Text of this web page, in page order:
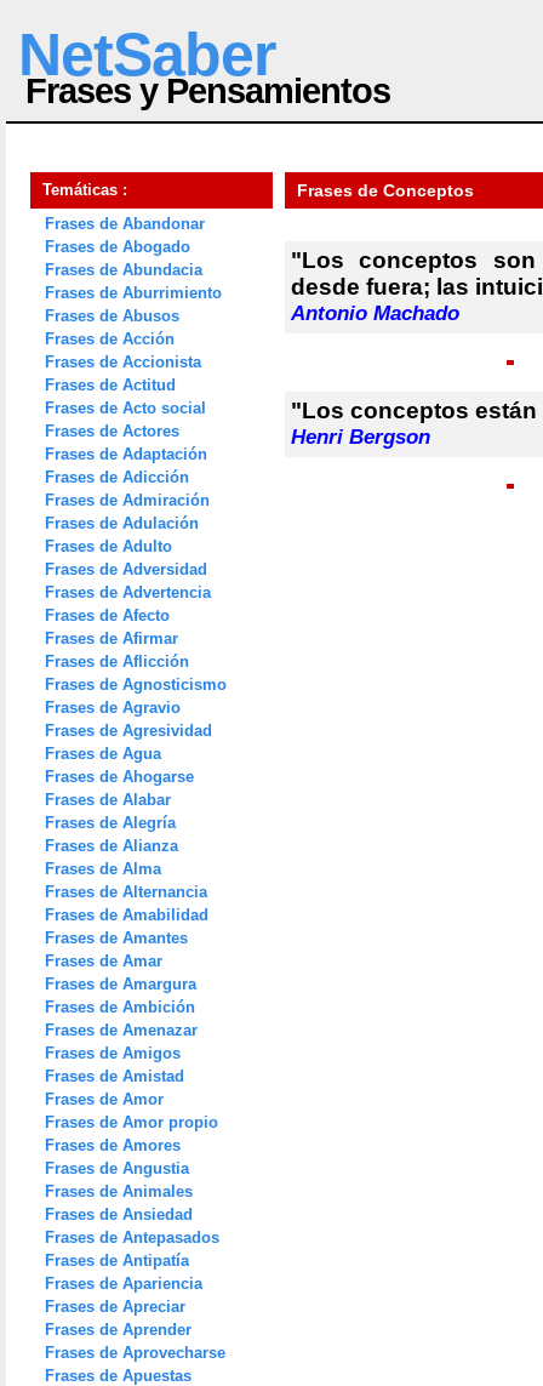
NetSaber
Frases y Pensamientos
Temáticas :
Frases de Abandonar
Frases de Abogado
Frases de Abundacia
Frases de Aburrimiento
Frases de Abusos
Frases de Acción
Frases de Accionista
Frases de Actitud
Frases de Acto social
Frases de Actores
Frases de Adaptación
Frases de Adicción
Frases de Admiración
Frases de Adulación
Frases de Adulto
Frases de Adversidad
Frases de Advertencia
Frases de Afecto
Frases de Afirmar
Frases de Aflicción
Frases de Agnosticismo
Frases de Agravio
Frases de Agresividad
Frases de Agua
Frases de Ahogarse
Frases de Alabar
Frases de Alegría
Frases de Alianza
Frases de Alma
Frases de Alternancia
Frases de Amabilidad
Frases de Amantes
Frases de Amar
Frases de Amargura
Frases de Ambición
Frases de Amenazar
Frases de Amigos
Frases de Amistad
Frases de Amor
Frases de Amor propio
Frases de Amores
Frases de Angustia
Frases de Animales
Frases de Ansiedad
Frases de Antepasados
Frases de Antipatía
Frases de Apariencia
Frases de Apreciar
Frases de Aprender
Frases de Aprovecharse
Frases de Apuestas
Frases de Conceptos
"Los conceptos
desde fuera; las
Antonio Machado
"Los conceptos
Henri Bergson